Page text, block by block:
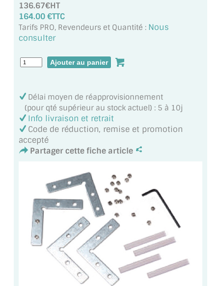
MIROIR POUR SALLE DE SPORT
MIROIR POUR SALLE DE DANSE
MIROIR ENCADRÉ
VERRE SUR MESURE
VERRE EXTRACLAIR
VERRE TREMPÉ (SÉCURIT)
VERRE FEUILLETÉ
VERRE ANTI-REFLET
VERRE LAQUÉ/CRÉDENCE
VERRE FEUILLETÉ/TREMPÉ
DALLE DE SOL EN VERRE
136.67€HT
164.00 €TTC
Tarifs PRO, Revendeurs et Quantité : Nous
consulter
Délai moyen de réapprovisionnement
(pour qté supérieur au stock actuel) : 5 à 10j
Info livraison et retrait
Code de réduction, remise et promotion
accepté
Partager cette fiche article